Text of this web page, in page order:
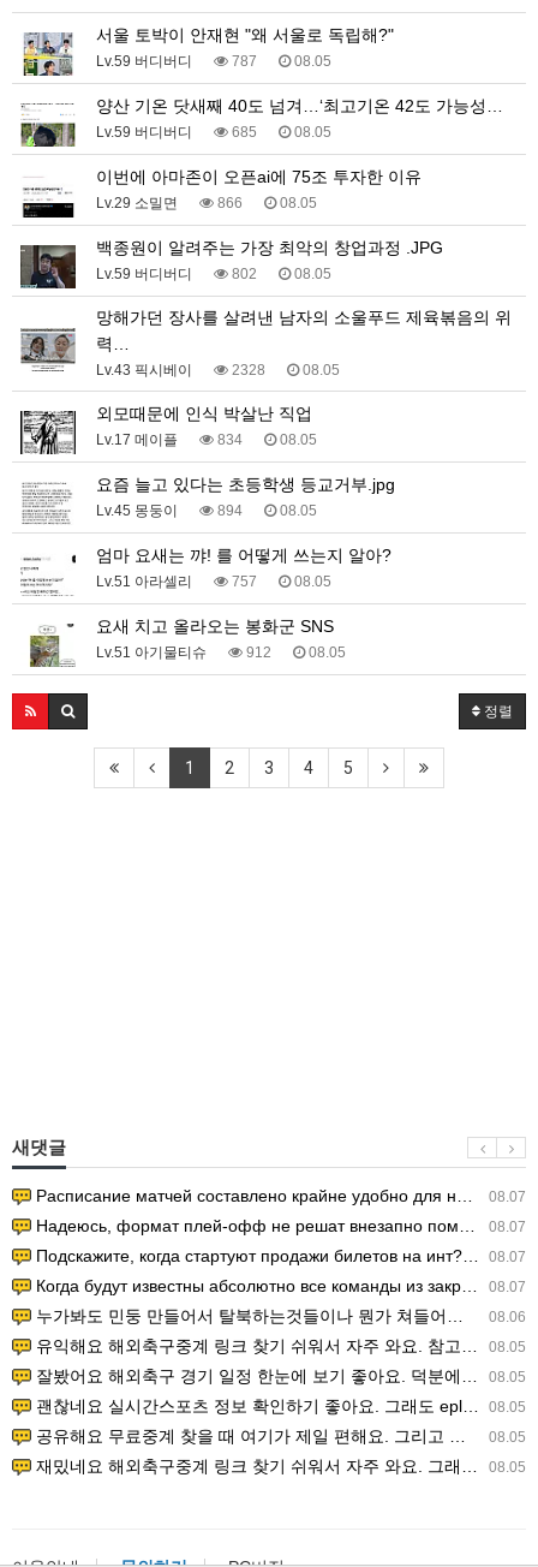
서울 토박이 안재현 "왜 서울로 독립해?"
Lv.59 버디버디 787 08.05
양산 기온 닷새째 40도 넘겨…‘최고기온 42도 가능성…
Lv.59 버디버디 685 08.05
이번에 아마존이 오픈ai에 75조 투자한 이유
Lv.29 소밀면 866 08.05
백종원이 알려주는 가장 최악의 창업과정 .JPG
Lv.59 버디버디 802 08.05
망해가던 장사를 살려낸 남자의 소울푸드 제육볶음의 위
력…
Lv.43 픽시베이 2328 08.05
외모때문에 인식 박살난 직업
Lv.17 메이플 834 08.05
요즘 늘고 있다는 초등학생 등교거부.jpg
Lv.45 몽둥이 894 08.05
엄마 요새는 꺄! 를 어떻게 쓰는지 알아?
Lv.51 아라셀리 757 08.05
요새 치고 올라오는 봉화군 SNS
Lv.51 아기물티슈 912 08.05
정렬
1 2 3 4 5
새댓글
08.07
Расписание матчей составлено крайне удобно для нашего часово…
08.07
Надеюсь, формат плей-офф не решат внезапно поменять. https:/…
08.07
Подскажите, когда стартуют продажи билетов на инт? https://g…
08.07
Когда будут известны абсолютно все команды из закрытых квали…
08.06
누가봐도 민둥 만들어서 탈북하는것들이나 뭔가 쳐들어오는 낌새를 미리 알아차리기 위함이지 저걸 전쟁준비라고 하…
08.05
유익해요 해외축구중계 링크 찾기 쉬워서 자주 와요. 참고로 무료스포츠중계 정보 확인할 때 출처 꼭 체크해요.…
08.05
잘봤어요 해외축구 경기 일정 한눈에 보기 좋아요. 덕분에 epl중계 볼 때 공식 중계 채널 먼저 찾아봐요. …
08.05
괜찮네요 실시간스포츠 정보 확인하기 좋아요. 그래도 epl중계 볼 때 공식 중계 채널 먼저 찾아봐요. 북마크…
08.05
공유해요 무료중계 찾을 때 여기가 제일 편해요. 그리고 무료스포츠중계 정보 확인할 때 출처 꼭 체크해요. 앞…
08.05
재밌네요 해외축구중계 링크 찾기 쉬워서 자주 와요. 그래서 해외축구중계도 정식 서비스로 봐야 안전해요. 다음…